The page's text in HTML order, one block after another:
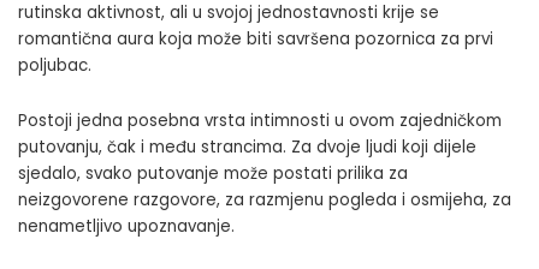
rutinska aktivnost, ali u svojoj jednostavnosti krije se
romantična aura koja može biti savršena pozornica za prvi
poljubac.
Postoji jedna posebna vrsta intimnosti u ovom zajedničkom
putovanju, čak i među strancima. Za dvoje ljudi koji dijele
sjedalo, svako putovanje može postati prilika za
neizgovorene razgovore, za razmjenu pogleda i osmijeha, za
nenametljivo upoznavanje.